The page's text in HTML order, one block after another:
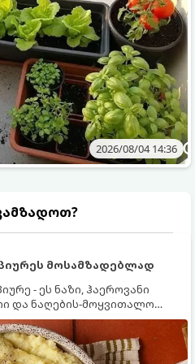
2026/08/04 14:36
მოსამზადებლად
- ეს ნაზი, ჰაეროვანი
და ნაღების-მოყვითალო
მარტივია, მაგრამ
რომლებიც უნდა
გემრიელი გამოვიდეს.